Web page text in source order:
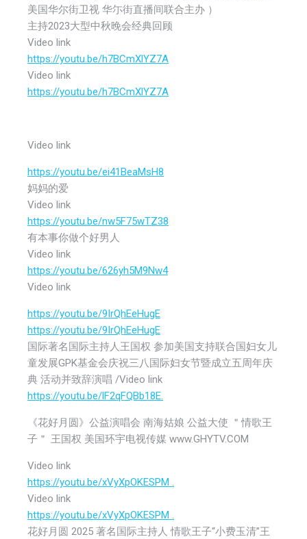
美国华尔街卫视 华尓街直播间联合主办 ）
主持2023大型中秋晚会经典回顾
Video link
https://youtu.be/h7BCmXlYZ7A
Video link
https://youtu.be/h7BCmXlYZ7A
Video link
https://youtu.be/ei41BeaMsH8
妈妈的爱
Video link
https://youtu.be/nw5F75wTZ38
有本事你做个好男人
Video link
https://youtu.be/626yh5M9Nw4
Video link
https://youtu.be/9IrQhEeHugE
https://youtu.be/9IrQhEeHugE
国际著名国际主持人王国权 参加美国支持联合国妇女儿
童发展GPK基金会庆祝三八国际妇女节暨成立五周年庆
典 活动并致辞演唱 /Video link
https://youtu.be/lF2qFQBb18E.
《花好月圆》公益演唱会 南海姑娘 公益大使 ＂情歌王
子＂ 王国权 美国环宇电视传媒 www.GHYTV.COM
Video link
https://youtu.be/xVyXpOKESPM .
Video link
https://youtu.be/xVyXpOKESPM .
花好月圆 2025 著名国际主持人 情歌王子“小费玉清”王